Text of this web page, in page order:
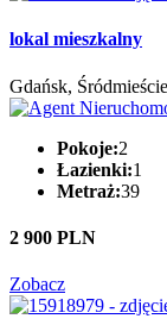
lokal mieszkalny
Gdańsk, Śródmieście
Pokoje:2
Łazienki:1
Metraż:39
2 900 PLN
Zobacz